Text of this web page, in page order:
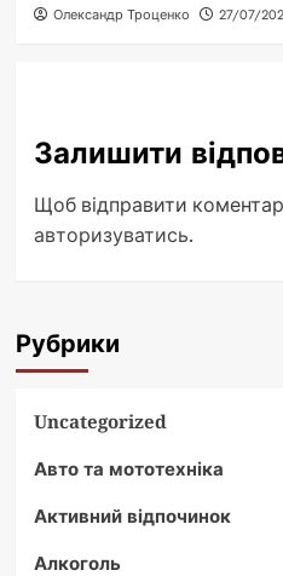
Олександр Троценко 27/07/
Залишити
Щоб відправити
авторизуватись.
Рубрики
Uncategorized
Авто та мототехніка
Активний відпочинок
Алкоголь